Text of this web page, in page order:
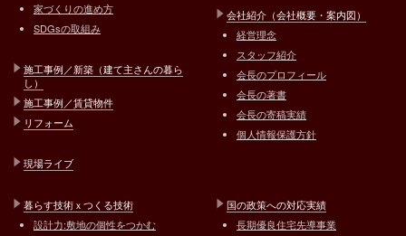
家づくりの進め方
SDGsの取組み
施工事例／新築（建て主さんの暮ら
し）
施工事例／賃貸物件
リフォーム
現場ライブ
会社紹介（会社概要・案内図）
経営理念
スタッフ紹介
会長のプロフィール
会長の著書
会長の寄稿実績
個人情報保護方針
暮らす技術ｘつくる技術
設計力:敷地の個性をつかむ
国の政策への対応実績
長期優良住宅先導事業